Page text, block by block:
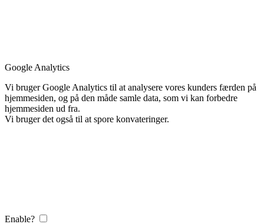
Google Analytics
Vi bruger Google Analytics til at analysere vores kunders færden på
hjemmesiden, og på den måde samle data, som vi kan forbedre
hjemmesiden ud fra.
Vi bruger det også til at spore konvateringer.
Enable?